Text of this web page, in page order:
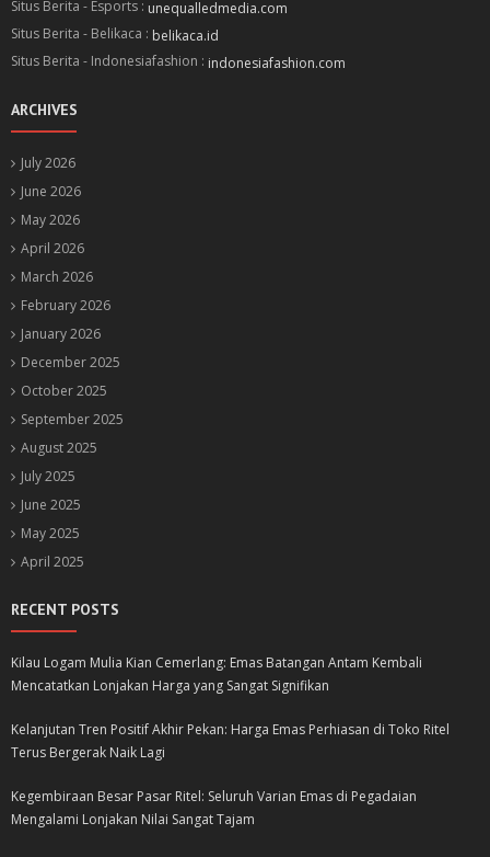
Situs Berita - Esports : unequalledmedia.com
Situs Berita - Belikaca : belikaca.id
Situs Berita - Indonesiafashion : indonesiafashion.com
ARCHIVES
July 2026
June 2026
May 2026
April 2026
March 2026
February 2026
January 2026
December 2025
October 2025
September 2025
August 2025
July 2025
June 2025
May 2025
April 2025
RECENT POSTS
Kilau Logam Mulia Kian Cemerlang: Emas Batangan Antam Kembali
Mencatatkan Lonjakan Harga yang Sangat Signifikan
Kelanjutan Tren Positif Akhir Pekan: Harga Emas Perhiasan di Toko Ritel
Terus Bergerak Naik Lagi
Kegembiraan Besar Pasar Ritel: Seluruh Varian Emas di Pegadaian
Mengalami Lonjakan Nilai Sangat Tajam